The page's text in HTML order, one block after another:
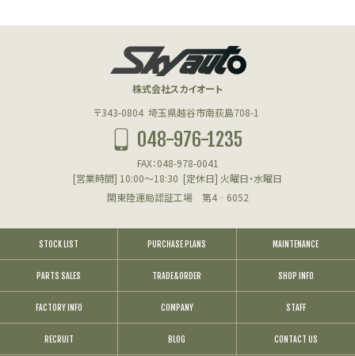
株式会社スカイオート
〒343-0804 埼玉県越谷市南荻島708-1
048-976-1235
FAX：048-978-0041
[営業時間] 10:00～18:30 [定休日] 火曜日・水曜日
関東陸運局認証工場 第4‐6052
STOCK LIST PURCHASE PLANS MAINTENANCE
PARTS SALES TRADE&ORDER SHOP INFO
FACTORY INFO COMPANY STAFF
RECRUIT BLOG CONTACT US